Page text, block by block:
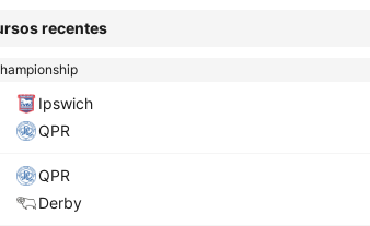
recentes
Ipswich
QPR
QPR
Derby